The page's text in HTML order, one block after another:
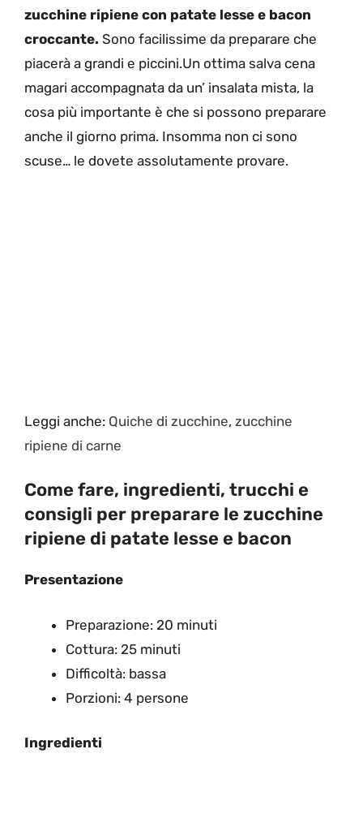
zucchine ripiene con patate lesse e bacon
croccante. Sono facilissime da preparare che
piacerà a grandi e piccini.Un ottima salva cena
magari accompagnata da un’ insalata mista, la
cosa più importante è che si possono preparare
anche il giorno prima. Insomma non ci sono
scuse… le dovete assolutamente provare.
Leggi anche: Quiche di zucchine, zucchine
ripiene di carne
Come fare, ingredienti, trucchi e
consigli per preparare le zucchine
ripiene di patate lesse e bacon
Presentazione
Preparazione: 20 minuti
Cottura: 25 minuti
Difficoltà: bassa
Porzioni: 4 persone
Ingredienti